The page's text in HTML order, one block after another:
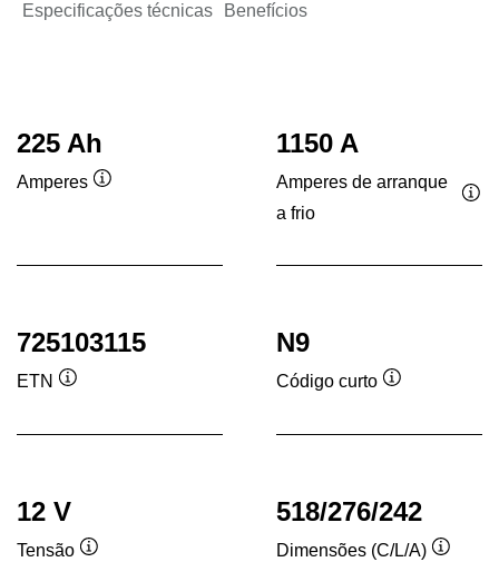
Especificações técnicas Benefícios
225 Ah
Amperes
1150 A
Amperes de arranque
a frio
725103115
ETN
ferramenta
N9
Código curto
ferramenta
12 V
Tensão
518/276/242
Dimensões (C/L/A)